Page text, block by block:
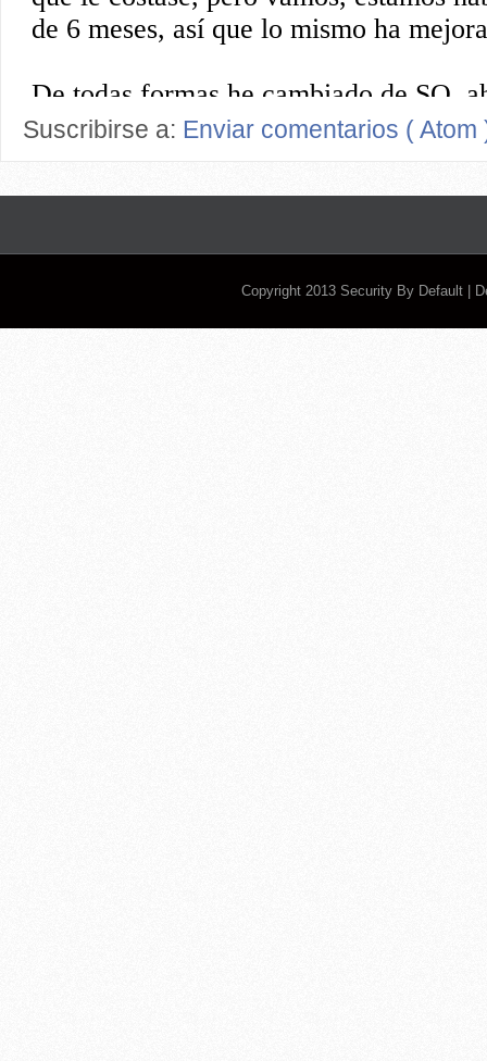
Suscribirse a: Enviar comentarios ( Atom
Copyright 2013 Security By Default |